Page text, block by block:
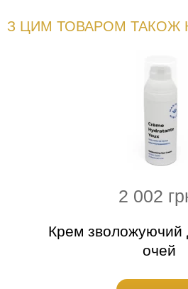
З ЦИМ ТОВАРОМ ТАКОЖ
2 002
Крем зволожуючий
очей